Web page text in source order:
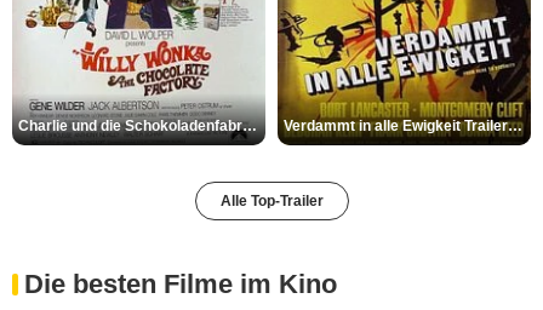
Charlie und die Schokoladenfabrik Trailer OV Verdammt in alle Ewigkeit Trailer OV
Alle Top-Trailer
Die besten Filme im Kino